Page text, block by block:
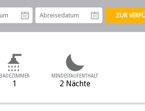
BADEZIMMER
1
MINDESTAUFENTHALT
2 Nächte